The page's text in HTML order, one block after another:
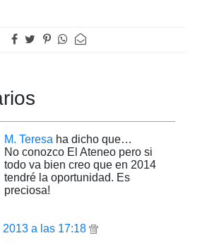
M. Teresa ha dicho que…
No conozco El Ateneo pero si
todo va bien creo que en 2014
tendré la oportunidad. Es
preciosa!
a las 17:18